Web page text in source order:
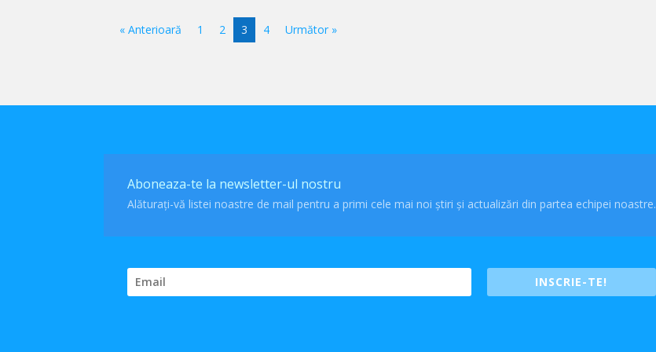
« Anterioară 1 2 3 4 Următor »
Aboneaza-te la newsletter-ul nostru
Alăturați-vă listei noastre de mail pentru a primi cele mai noi știri și actualizări din partea echipei noastre.
INSCRIE-TE!